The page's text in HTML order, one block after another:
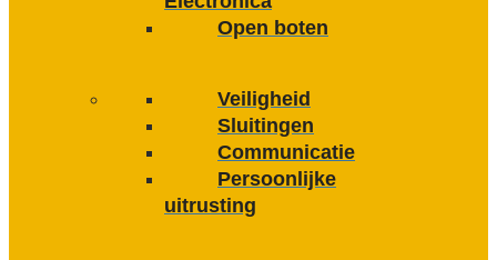
Open boten
Veiligheid
Sluitingen
Communicatie
Persoonlijke
uitrusting